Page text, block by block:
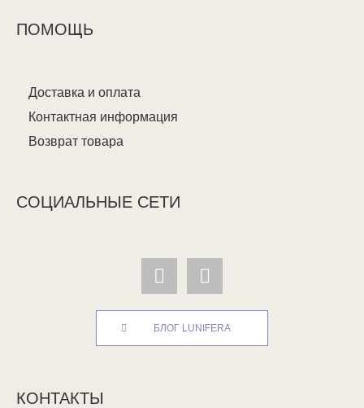
ПОМОЩЬ
Доставка и оплата
Контактная информация
Возврат товара
СОЦИАЛЬНЫЕ СЕТИ
БЛОГ LUNIFERA
КОНТАКТЫ